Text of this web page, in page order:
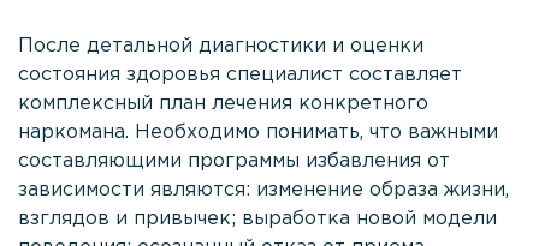
(495)
182
77 33
Выездная
наркология
24/7
После детальной диагностики и оценки
состояния здоровья специалист составляет
комплексный план лечения конкретного
наркомана. Необходимо понимать, что важными
составляющими программы избавления от
зависимости являются: изменение образа жизни,
взглядов и привычек; выработка новой модели